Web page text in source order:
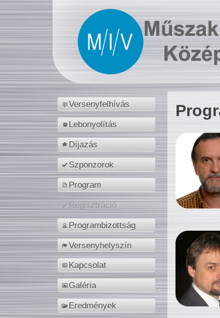
Versenyfelhívás
Lebonyolítás
Díjazás
Szponzorok
Program
Regisztráció
Programbizottság
Versenyhelyszín
Kapcsolat
Galéria
Eredmények